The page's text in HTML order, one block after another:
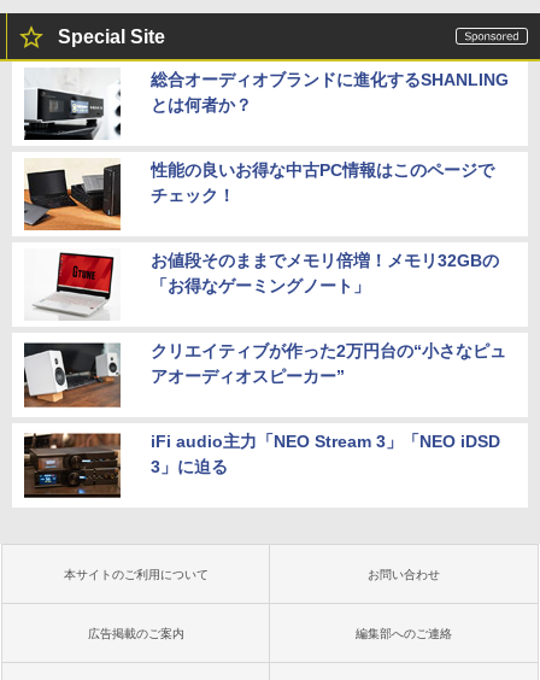
Special Site
総合オーディオブランドに進化するSHANLING
とは何者か？
性能の良いお得な中古PC情報はこのページで
チェック！
お値段そのままでメモリ倍増！メモリ32GBの
「お得なゲーミングノート」
クリエイティブが作った2万円台の“小さなピュ
アオーディオスピーカー”
iFi audio主力「NEO Stream 3」「NEO iDSD
3」に迫る
本サイトのご利用について お問い合わせ
広告掲載のご案内 編集部へのご連絡